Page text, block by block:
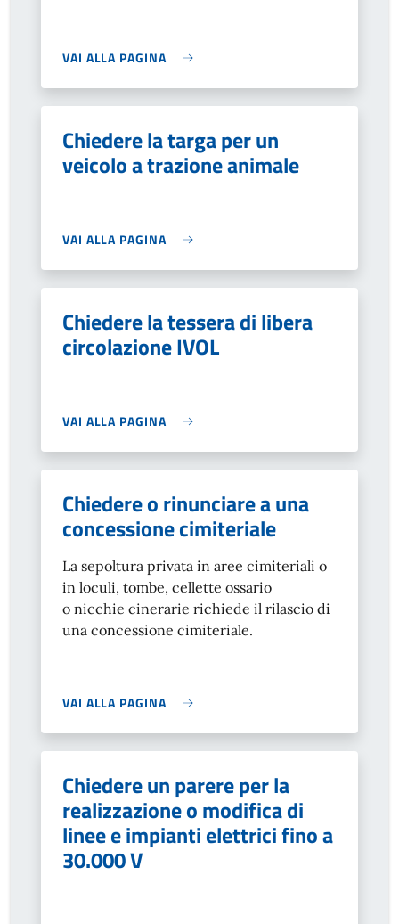
VAI ALLA PAGINA
Chiedere la targa per un
veicolo a trazione animale
VAI ALLA PAGINA
Chiedere la tessera di libera
circolazione IVOL
VAI ALLA PAGINA
Chiedere o rinunciare a una
concessione cimiteriale
La sepoltura privata in aree cimiteriali o
in loculi, tombe, cellette ossario
o nicchie cinerarie richiede il rilascio di
una concessione cimiteriale.
VAI ALLA PAGINA
Chiedere un parere per la
realizzazione o modifica di
linee e impianti elettrici fino a
30.000 V